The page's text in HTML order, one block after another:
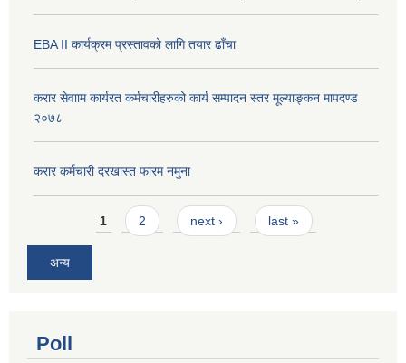
EBA II कार्यक्रम प्रस्तावको लागि तयार ढाँचा
करार सेवााम कार्यरत कर्मचारीहरुको कार्य सम्पादन स्तर मूल्याङ्कन मापदण्ड
२०७८
करार कर्मचारी दरखास्त फारम नमुना
Pages1 2 next › last »
अन्य
Poll